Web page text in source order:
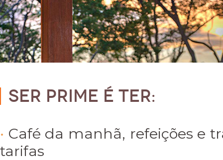
Ser PRIME é ter:
Café da manhã, refeições e
tarifas